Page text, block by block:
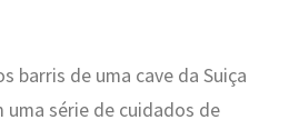
barris de uma cave da Suiça
uma série de cuidados de